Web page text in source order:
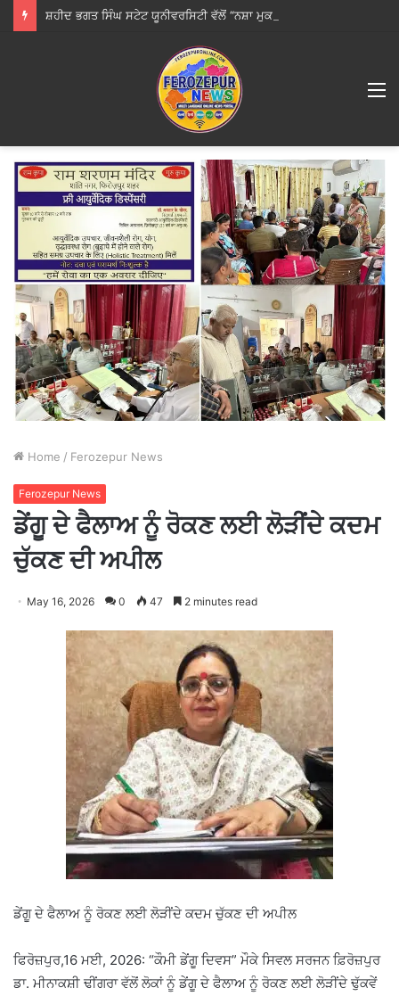
Home / Ferozepur News
Ferozepur News
ਡੇਂਗੂ ਦੇ ਫੈਲਾਅ ਨੂੰ ਰੋਕਣ ਲਈ ਲੋੜੀਂਦੇ ਕਦਮ
ਚੁੱਕਣ ਦੀ ਅਪੀਲ
May 16, 2026 0 47 2 minutes read
ਡੇਂਗੂ ਦੇ ਫੈਲਾਅ ਨੂੰ ਰੋਕਣ ਲਈ ਲੋੜੀਂਦੇ ਕਦਮ ਚੁੱਕਣ ਦੀ ਅਪੀਲ
‎ਫਿਰੋਜ਼ਪੁਰ,16 ਮਈ, 2026: “ਕੌਮੀ ਡੇਂਗੂ ਦਿਵਸ” ਮੌਕੇ ਸਿਵਲ ਸਰਜਨ ਫ਼ਿਰੋਜ਼ਪੁਰ
ਡਾ. ਮੀਨਾਕਸ਼ੀ ਢੀਂਗਰਾ ਵੱਲੋਂ ਲੋਕਾਂ ਨੂੰ ਡੇਂਗੂ ਦੇ ਫੈਲਾਅ ਨੂੰ ਰੋਕਣ ਲਈ ਲੋੜੀਂਦੇ ਢੁੱਕਵੇਂ